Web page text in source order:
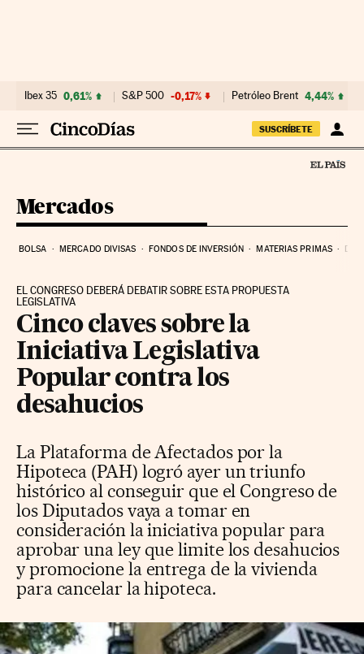
Ibex 35 0,61% S&P 500 -0,17% Petróleo Brent 4,44%
SUSCRÍBETE
Mercados
BOLSA MERCADO DIVISAS FONDOS DE INVERSIÓN MATERIAS PRIMAS
EL CONGRESO DEBERÁ DEBATIR SOBRE ESTA PROPUESTA
LEGISLATIVA
Cinco claves sobre la
Iniciativa Legislativa
Popular contra los
desahucios
La Plataforma de Afectados por la
Hipoteca (PAH) logró ayer un triunfo
histórico al conseguir que el Congreso de
los Diputados vaya a tomar en
consideración la iniciativa popular para
aprobar una ley que limite los desahucios
y promocione la entrega de la vivienda
para cancelar la hipoteca.